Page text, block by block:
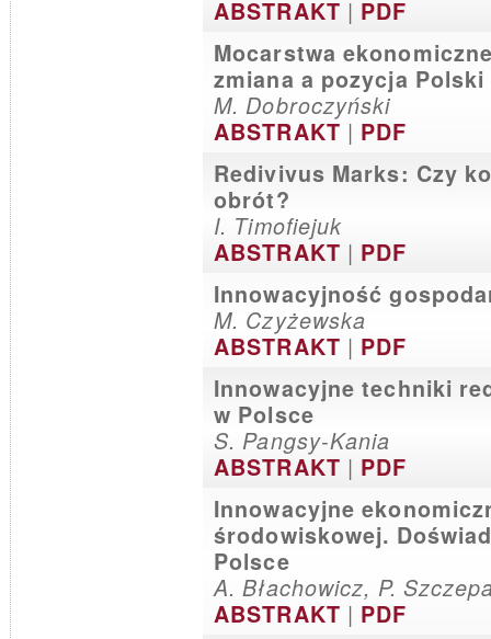
ABSTRAKT | PDF
Mocarstwa
zmiana a pozycja Polski
M. Dobroczyński
ABSTRAKT | PDF
Redivivus Marks: Czy
obrót?
I. Timofiejuk
ABSTRAKT | PDF
Innowacyjność
M. Czyżewska
ABSTRAKT | PDF
Innowacyjne techniki
w Polsce
S. Pangsy-Kania
ABSTRAKT | PDF
Innowacyjne
środowiskowej.
Polsce
A. Błachowicz, P.
ABSTRAKT | PDF